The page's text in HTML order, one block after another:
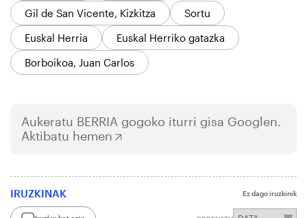
Gil de San Vicente, Kizkitza
Sortu
Euskal Herria
Euskal Herriko gatazka
Borboikoa, Juan Carlos
Aukeratu BERRIA gogoko iturri gisa Googlen.
Aktibatu hemen
IRUZKINAK Ez dago iruzkinik